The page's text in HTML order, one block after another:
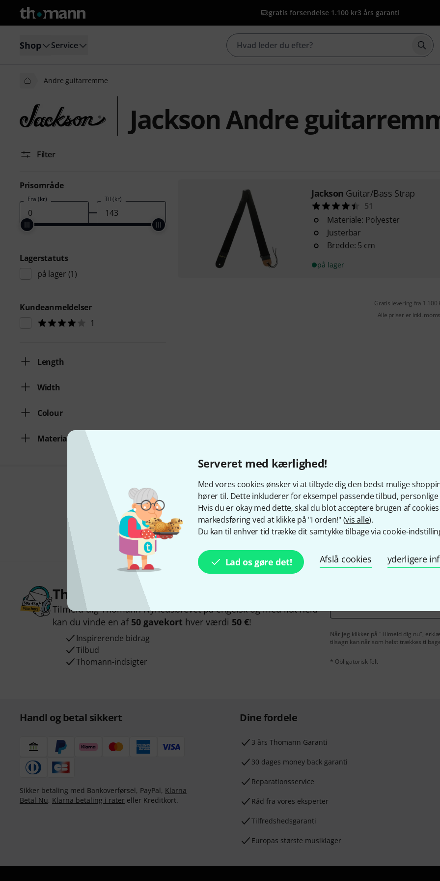
Serveret med kærlighed!
Med vores cookies ønsker vi at tilbyde dig den bedst mulige
hører til. Dette inkluderer for eksempel passende tilbud,
Hvis du er okay med dette, skal du blot acceptere brugen af
markedsføring ved at klikke på "I orden!" (vis alle).
Du kan til enhver tid trække dit samtykke tilbage via cookie-
Lad os gøre det! Afslå cookies yderligere
gratis forsendelse 1.100 kr3 års garanti
Shop Service
Andre guitarremme
Jackson Andre
Filter
Prisområde
Fra (kr) Til (kr)
Lagerstatuts
på lager (1)
Kundeanmeldelser
1
Length
Width
Colour
Material
Jackson Guitar/Bass Strap
51
Materiale: Polyester
Justerbar
Bredde: 5 cm
på lager
Gratis levering fra 1.100
Alle priser er inkl.
Kan du lide det du ser?
Del Hjælp og feedback
Thomann Newsletter
Tilmeld dig Thomann Nyhedsbrevet på engelsk og med lidt held
kan du vinde en af 50 gavekort hver værdi 50 €!
Inspirerende bidrag
Tilbud
Thomann-indsigter
Når jeg klikker på "Tilmeld dig nu",
tilsagn kan når som helst trækkes
* Obligatorisk felt
Handl og betal sikkert
Sikker betaling med Bankoverførsel, PayPal, Klarna
Betal Nu, Klarna betaling i rater eller Kreditkort.
Dine fordele
3 års Thomann Garanti
30 dages money back garanti
Reparationsservice
Råd fra vores eksperter
Tilfredshedsgaranti
Europas største musiklager